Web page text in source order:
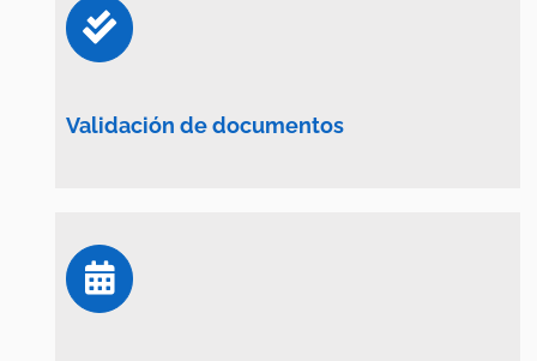
Validación de documentos